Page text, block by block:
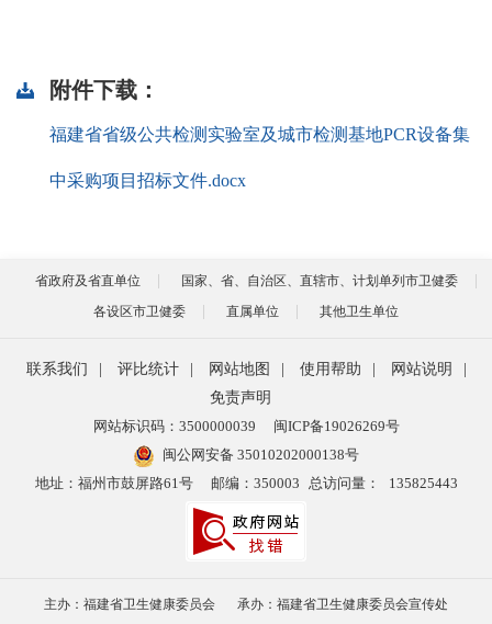
附件下载：
福建省省级公共检测实验室及城市检测基地PCR设备集
中采购项目招标文件.docx
省政府及省直单位
国家、省、自治区、直辖市、计划单列市卫健委
各设区市卫健委
直属单位 其他卫生单位
联系我们 评比统计 网站地图 使用帮助 网站说明
免责声明
网站标识码：3500000039
闽ICP备19026269号
闽公网安备 35010202000138号
地址：福州市鼓屏路61号
邮编：350003 总访问量： 135825443
主办：福建省卫生健康委员会 承办：福建省卫生健康委员会宣传处